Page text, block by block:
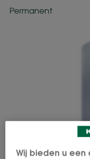
Permanent
Wij bieden u een